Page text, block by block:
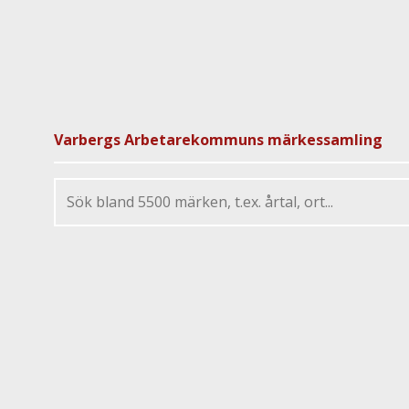
Varbergs Arbetarekommuns märkessamling